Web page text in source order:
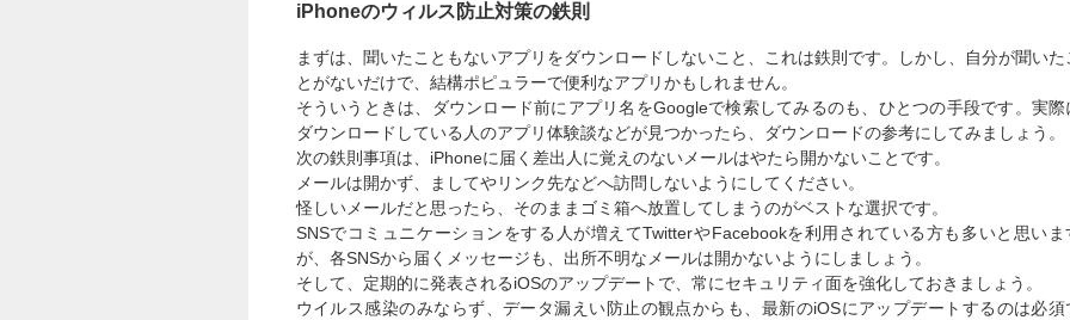
iPhoneのウィルス防止対策の鉄則
まずは、聞いたこともないアプリをダウンロードしないこと、これは鉄則です。しかし、自分が聞いた
とがないだけで、結構ポピュラーで便利なアプリかもしれません。
そういうときは、ダウンロード前にアプリ名をGoogleで検索してみるのも、ひとつの手段です。実際
ダウンロードしている人のアプリ体験談などが見つかったら、ダウンロードの参考にしてみましょう。
次の鉄則事項は、iPhoneに届く差出人に覚えのないメールはやたら開かないことです。
メールは開かず、ましてやリンク先などへ訪問しないようにしてください。
怪しいメールだと思ったら、そのままゴミ箱へ放置してしまうのがベストな選択です。
SNSでコミュニケーションをする人が増えてTwitterやFacebookを利用されている方も多いと思いま
が、各SNSから届くメッセージも、出所不明なメールは開かないようにしましょう。
そして、定期的に発表されるiOSのアップデートで、常にセキュリティ面を強化しておきましょう。
ウイルス感染のみならず、データ漏えい防止の観点からも、最新のiOSにアップデートするのは必須